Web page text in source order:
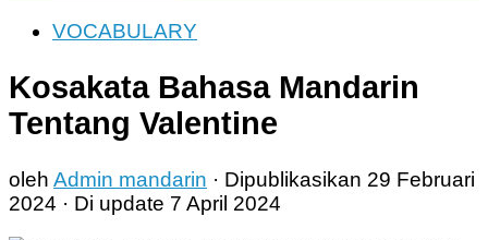
VOCABULARY
Kosakata Bahasa Mandarin
Tentang Valentine
oleh Admin mandarin · Dipublikasikan 29 Februari
2024 · Di update 7 April 2024